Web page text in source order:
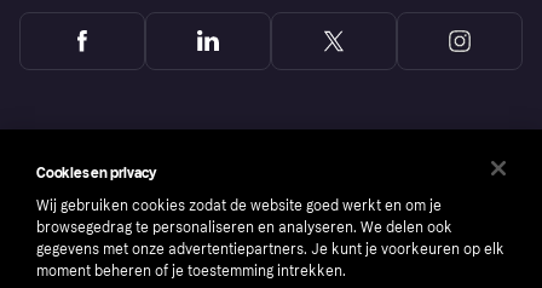
Cookies en privacy
Wij gebruiken cookies zodat de website goed werkt en om je
browsegedrag te personaliseren en analyseren. We delen ook
gegevens met onze advertentiepartners. Je kunt je voorkeuren op elk
moment beheren of je toestemming intrekken.